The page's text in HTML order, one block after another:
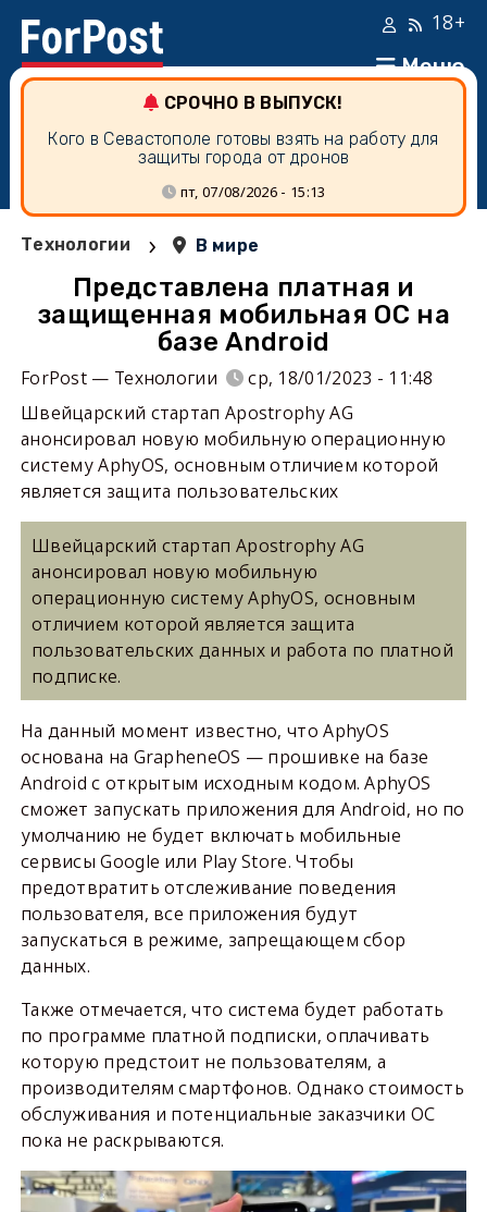
Меню
18+
СРОЧНО В ВЫПУСК!
Кого в Севастополе готовы взять на работу для
защиты города от дронов
пт, 07/08/2026 - 15:13
Технологии › В мире
Представлена платная и
защищенная мобильная ОС на
базе Android
ForPost — Технологии
ср, 18/01/2023 - 11:48
Швейцарский стартап Apostrophy AG
анонсировал новую мобильную операционную
систему AphyOS, основным отличием которой
является защита пользовательских
Швейцарский стартап Apostrophy AG
анонсировал новую мобильную
операционную систему AphyOS, основным
отличием которой является защита
пользовательских данных и работа по платной
подписке.
На данный момент известно, что AphyOS
основана на GrapheneOS — прошивке на базе
Android с открытым исходным кодом. AphyOS
сможет запускать приложения для Android, но по
умолчанию не будет включать мобильные
сервисы Google или Play Store. Чтобы
предотвратить отслеживание поведения
пользователя, все приложения будут
запускаться в режиме, запрещающем сбор
данных.
Также отмечается, что система будет работать
по программе платной подписки, оплачивать
которую предстоит не пользователям, а
производителям смартфонов. Однако стоимость
обслуживания и потенциальные заказчики ОС
пока не раскрываются.